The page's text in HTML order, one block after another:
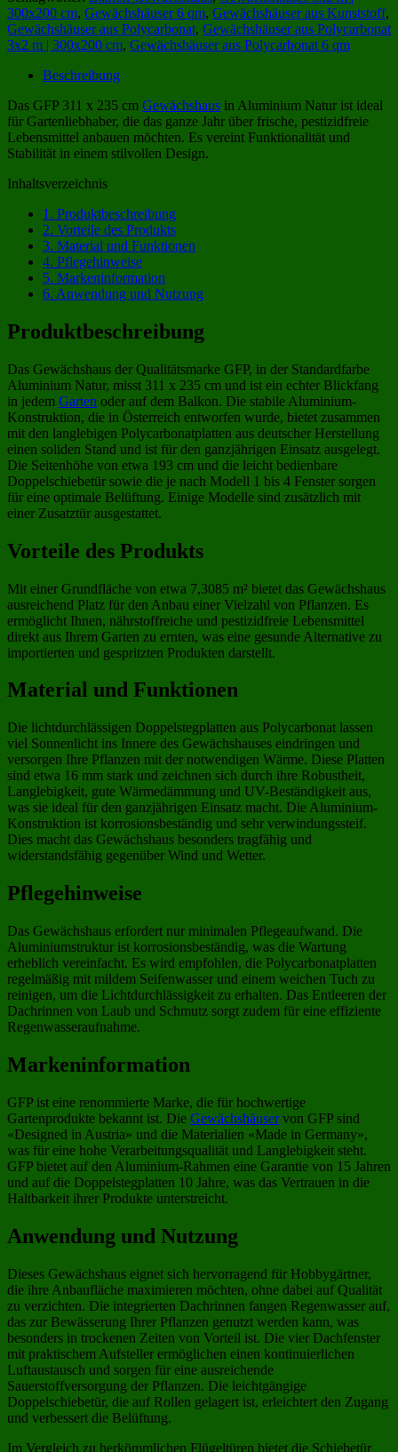
300x200 cm, Gewächshäuser 6 qm, Gewächshäuser aus Kunststoff,
Gewächshäuser aus Polycarbonat, Gewächshäuser aus Polycarbonat
3x2 m | 300x200 cm, Gewächshäuser aus Polycarbonat 6 qm
Beschreibung
Das GFP 311 x 235 cm Gewächshaus in Aluminium Natur ist ideal
für Gartenliebhaber, die das ganze Jahr über frische, pestizidfreie
Lebensmittel anbauen möchten. Es vereint Funktionalität und
Stabilität in einem stilvollen Design.
Inhaltsverzeichnis
1. Produktbeschreibung
2. Vorteile des Produkts
3. Material und Funktionen
4. Pflegehinweise
5. Markeninformation
6. Anwendung und Nutzung
Produktbeschreibung
Das Gewächshaus der Qualitätsmarke GFP, in der Standardfarbe
Aluminium Natur, misst 311 x 235 cm und ist ein echter Blickfang
in jedem Garten oder auf dem Balkon. Die stabile Aluminium-
Konstruktion, die in Österreich entworfen wurde, bietet zusammen
mit den langlebigen Polycarbonatplatten aus deutscher Herstellung
einen soliden Stand und ist für den ganzjährigen Einsatz ausgelegt.
Die Seitenhöhe von etwa 193 cm und die leicht bedienbare
Doppelschiebetür sowie die je nach Modell 1 bis 4 Fenster sorgen
für eine optimale Belüftung. Einige Modelle sind zusätzlich mit
einer Zusatztür ausgestattet.
Vorteile des Produkts
Mit einer Grundfläche von etwa 7,3085 m² bietet das Gewächshaus
ausreichend Platz für den Anbau einer Vielzahl von Pflanzen. Es
ermöglicht Ihnen, nährstoffreiche und pestizidfreie Lebensmittel
direkt aus Ihrem Garten zu ernten, was eine gesunde Alternative zu
importierten und gespritzten Produkten darstellt.
Material und Funktionen
Die lichtdurchlässigen Doppelstegplatten aus Polycarbonat lassen
viel Sonnenlicht ins Innere des Gewächshauses eindringen und
versorgen Ihre Pflanzen mit der notwendigen Wärme. Diese Platten
sind etwa 16 mm stark und zeichnen sich durch ihre Robustheit,
Langlebigkeit, gute Wärmedämmung und UV-Beständigkeit aus,
was sie ideal für den ganzjährigen Einsatz macht. Die Aluminium-
Konstruktion ist korrosionsbeständig und sehr verwindungssteif.
Dies macht das Gewächshaus besonders tragfähig und
widerstandsfähig gegenüber Wind und Wetter.
Pflegehinweise
Das Gewächshaus erfordert nur minimalen Pflegeaufwand. Die
Aluminiumstruktur ist korrosionsbeständig, was die Wartung
erheblich vereinfacht. Es wird empfohlen, die Polycarbonatplatten
regelmäßig mit mildem Seifenwasser und einem weichen Tuch zu
reinigen, um die Lichtdurchlässigkeit zu erhalten. Das Entleeren der
Dachrinnen von Laub und Schmutz sorgt zudem für eine effiziente
Regenwasseraufnahme.
Markeninformation
GFP ist eine renommierte Marke, die für hochwertige
Gartenprodukte bekannt ist. Die Gewächshäuservon GFP sind
«Designed in Austria» und die Materialien «Made in Germany»,
was für eine hohe Verarbeitungsqualität und Langlebigkeit steht.
GFP bietet auf den Aluminium-Rahmen eine Garantie von 15 Jahren
und auf die Doppelstegplatten 10 Jahre, was das Vertrauen in die
Haltbarkeit ihrer Produkte unterstreicht.
Anwendung und Nutzung
Dieses Gewächshaus eignet sich hervorragend für Hobbygärtner,
die ihre Anbaufläche maximieren möchten, ohne dabei auf Qualität
zu verzichten. Die integrierten Dachrinnen fangen Regenwasser auf,
das zur Bewässerung Ihrer Pflanzen genutzt werden kann, was
besonders in trockenen Zeiten von Vorteil ist. Die vier Dachfenster
mit praktischem Aufsteller ermöglichen einen kontinuierlichen
Luftaustausch und sorgen für eine ausreichende
Sauerstoffversorgung der Pflanzen. Die leichtgängige
Doppelschiebetür, die auf Rollen gelagert ist, erleichtert den Zugang
und verbessert die Belüftung.
Im Vergleich zu herkömmlichen Flügeltüren bietet die Schiebetür